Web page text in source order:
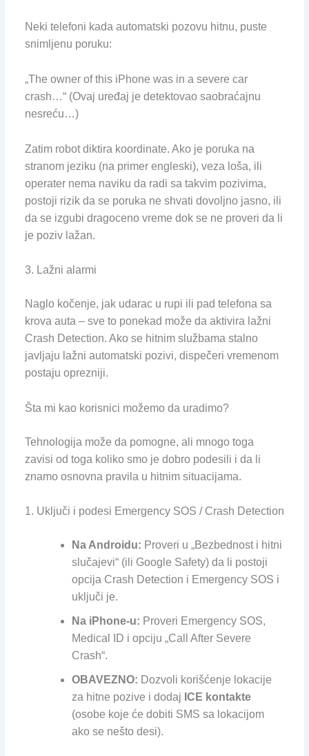
Neki telefoni kada automatski pozovu hitnu, puste
snimljenu poruku:
„The owner of this iPhone was in a severe car
crash…“ (Ovaj uređaj je detektovao saobraćajnu
nesreću…)
Zatim robot diktira koordinate. Ako je poruka na
stranom jeziku (na primer engleski), veza loša, ili
operater nema naviku da radi sa takvim pozivima,
postoji rizik da se poruka ne shvati dovoljno jasno, ili
da se izgubi dragoceno vreme dok se ne proveri da li
je poziv lažan.
3. Lažni alarmi
Naglo kočenje, jak udarac u rupi ili pad telefona sa
krova auta – sve to ponekad može da aktivira lažni
Crash Detection. Ako se hitnim službama stalno
javljaju lažni automatski pozivi, dispečeri vremenom
postaju oprezniji.
Šta mi kao korisnici možemo da uradimo?
Tehnologija može da pomogne, ali mnogo toga
zavisi od toga koliko smo je dobro podesili i da li
znamo osnovna pravila u hitnim situacijama.
1. Uključi i podesi Emergency SOS / Crash Detection
Na Androidu: Proveri u „Bezbednost i hitni
slučajevi“ (ili Google Safety) da li postoji
opcija Crash Detection i Emergency SOS i
uključi je.
Na iPhone-u: Proveri Emergency SOS,
Medical ID i opciju „Call After Severe
Crash“.
OBAVEZNO: Dozvoli korišćenje lokacije
za hitne pozive i dodaj ICE kontakte
(osobe koje će dobiti SMS sa lokacijom
ako se nešto desi).